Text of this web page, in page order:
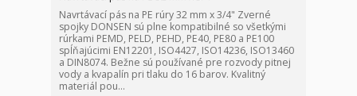
Navrtávací pás na PE rúry 32 mm x 3/4" Zverné
spojky DONSEN sú plne kompatibilné so všetkými
rúrkami PEMD, PELD, PEHD, PE40, PE80 a PE100
spĺňajúcimi EN12201, ISO4427, ISO14236, ISO13460
a DIN8074. Bežne sú používané pre rozvody pitnej
vody a kvapalín pri tlaku do 16 barov. Kvalitný
materiál pou...